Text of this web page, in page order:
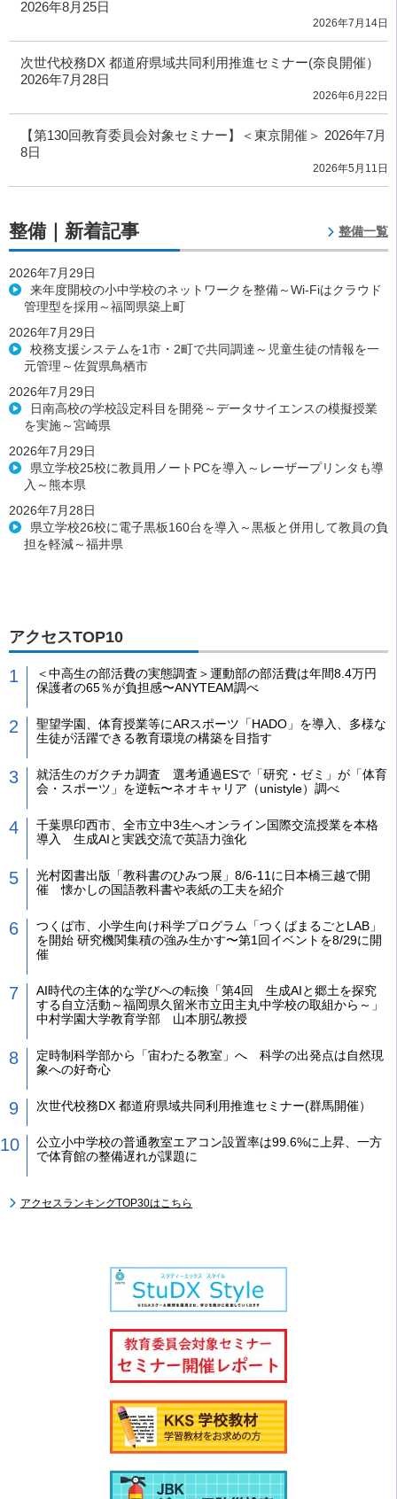
2026年8月25日
2026年7月14日
次世代校務DX 都道府県域共同利用推進セミナー(奈良開催）
2026年7月28日
2026年6月22日
【第130回教育委員会対象セミナー】＜東京開催＞ 2026年7月
8日
2026年5月11日
整備｜新着記事 整備一覧
2026年7月29日
来年度開校の小中学校のネットワークを整備～Wi-Fiはクラウド
管理型を採用～福岡県築上町
2026年7月29日
校務支援システムを1市・2町で共同調達～児童生徒の情報を一
元管理～佐賀県鳥栖市
2026年7月29日
日南高校の学校設定科目を開発～データサイエンスの模擬授業
を実施～宮崎県
2026年7月29日
県立学校25校に教員用ノートPCを導入～レーザープリンタも導
入～熊本県
2026年7月28日
県立学校26校に電子黒板160台を導入～黒板と併用して教員の負
担を軽減～福井県
アクセスTOP10
＜中高生の部活費の実態調査＞運動部の部活費は年間8.4万円
保護者の65％が負担感〜ANYTEAM調べ
聖望学園、体育授業等にARスポーツ「HADO」を導入、多様な
生徒が活躍できる教育環境の構築を目指す
就活生のガクチカ調査 選考通過ESで「研究・ゼミ」が「体育
会・スポーツ」を逆転〜ネオキャリア（unistyle）調べ
千葉県印西市、全市立中3生へオンライン国際交流授業を本格
導入 生成AIと実践交流で英語力強化
光村図書出版「教科書のひみつ展」8/6-11に日本橋三越で開
催 懐かしの国語教科書や表紙の工夫を紹介
つくば市、小学生向け科学プログラム「つくばまるごとLAB」
を開始 研究機関集積の強み生かす〜第1回イベントを8/29に開
催
AI時代の主体的な学びへの転換「第4回 生成AIと郷土を探究
する自立活動～福岡県久留米市立田主丸中学校の取組から～」
中村学園大学教育学部 山本朋弘教授
定時制科学部から「宙わたる教室」へ 科学の出発点は自然現
象への好奇心
次世代校務DX 都道府県域共同利用推進セミナー(群馬開催）
公立小中学校の普通教室エアコン設置率は99.6%に上昇、一方
で体育館の整備遅れが課題に
アクセスランキングTOP30はこちら